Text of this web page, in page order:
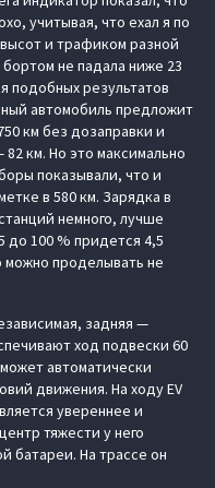
учитывая, что ехал я по
и трафиком разной
не падала ниже 23
подобных результатов
автомобиль предложит
км без дозаправки и
км. Но это максимально
показывали, что и
в 580 км. Зарядка в
немного, лучше
до 100 % придется 4,5
можно проделывать не
задняя —
ход подвески 60
автоматически
движения. На ходу EV
увереннее и
тяжести у него
батареи. На трассе он